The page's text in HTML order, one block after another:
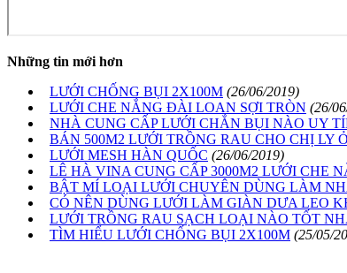
Những tin mới hơn
LƯỚI CHỐNG BỤI 2X100M (26/06/2019)
LƯỚI CHE NẮNG ĐÀI LOAN SỢI TRÒN (26/
NHÀ CUNG CẤP LƯỚI CHẮN BỤI NÀO UY
BÁN 500M2 LƯỚI TRỒNG RAU CHO CHỊ LY
LƯỚI MESH HÀN QUỐC (26/06/2019)
LÊ HÀ VINA CUNG CẤP 3000M2 LƯỚI CHE
BẬT MÍ LOẠI LƯỚI CHUYÊN DÙNG LÀM
CÓ NÊN DÙNG LƯỚI LÀM GIÀN DƯA LEO
LƯỚI TRỒNG RAU SẠCH LOẠI NÀO TỐT
TÌM HIỂU LƯỚI CHỐNG BỤI 2X100M (25/05/